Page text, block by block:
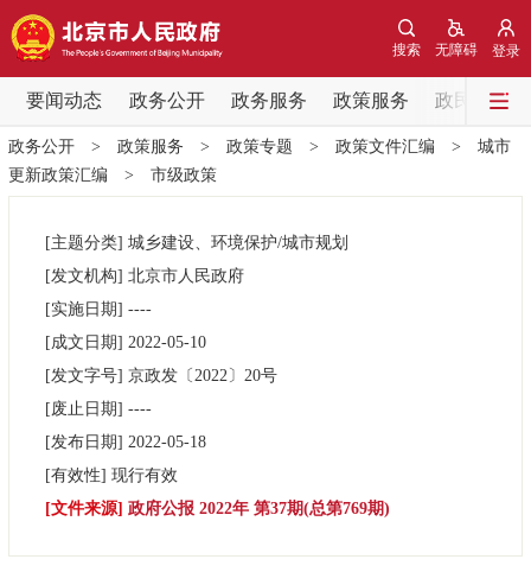
登录
无障碍
搜索
要闻动态 政务公开 政务服务 政策服务 政民互动
要闻动态
党中央精神 国务院信息 中央部委动态
各区热点
市领导
决策公开 专题公开
政务公开> 政策服务 > 政策专题 > 政策文件汇编 > 城市
更新政策汇编 > 市级政策
[主题分类] 城乡建设、环境保护/城市规划
[发文机构] 北京市人民政府
[实施日期] ----
[成文日期] 2022-05-10
[发文字号] 京政发〔2022〕 20号
[废止日期] ----
[发布日期] 2022-05-18
[有效性] 现行有效
[文件来源] 政府公报 2022年 第37期(总第769期)